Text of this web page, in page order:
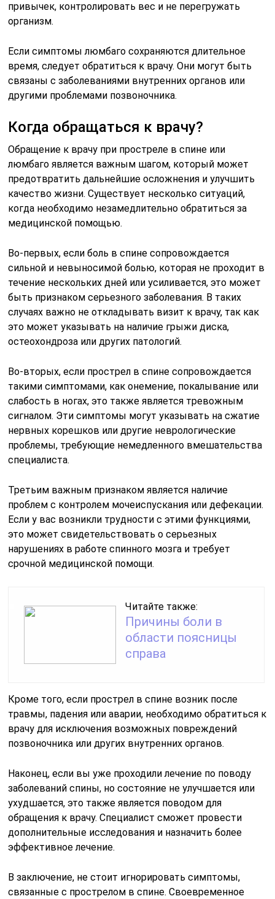
привычек, контролировать вес и не перегружать
организм.
Если симптомы люмбаго сохраняются длительное
время, следует обратиться к врачу. Они могут быть
связаны с заболеваниями внутренних органов или
другими проблемами позвоночника.
Когда обращаться к врачу?
Обращение к врачу при простреле в спине или
люмбаго является важным шагом, который может
предотвратить дальнейшие осложнения и улучшить
качество жизни. Существует несколько ситуаций,
когда необходимо незамедлительно обратиться за
медицинской помощью.
Во-первых, если боль в спине сопровождается
сильной и невыносимой болью, которая не проходит в
течение нескольких дней или усиливается, это может
быть признаком серьезного заболевания. В таких
случаях важно не откладывать визит к врачу, так как
это может указывать на наличие грыжи диска,
остеохондроза или других патологий.
Во-вторых, если прострел в спине сопровождается
такими симптомами, как онемение, покалывание или
слабость в ногах, это также является тревожным
сигналом. Эти симптомы могут указывать на сжатие
нервных корешков или другие неврологические
проблемы, требующие немедленного вмешательства
специалиста.
Третьим важным признаком является наличие
проблем с контролем мочеиспускания или дефекации.
Если у вас возникли трудности с этими функциями,
это может свидетельствовать о серьезных
нарушениях в работе спинного мозга и требует
срочной медицинской помощи.
Читайте также:
Причины боли в
области поясницы
справа
Кроме того, если прострел в спине возник после
травмы, падения или аварии, необходимо обратиться к
врачу для исключения возможных повреждений
позвоночника или других внутренних органов.
Наконец, если вы уже проходили лечение по поводу
заболеваний спины, но состояние не улучшается или
ухудшается, это также является поводом для
обращения к врачу. Специалист сможет провести
дополнительные исследования и назначить более
эффективное лечение.
В заключение, не стоит игнорировать симптомы,
связанные с прострелом в спине. Своевременное